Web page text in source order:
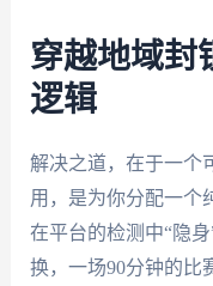
穿越地域封
逻辑
解决之道，在于一个
用，是为你分配一个
在平台的检测中“隐
换，一场90分钟的比